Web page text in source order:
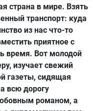
страна в мире. Взять
транспорт: куда
из нас что-то
приятное с
время. Вот молодой
изучает свежий
газеты, сидящая
всю дорогу
романом, а